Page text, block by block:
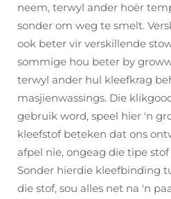
neem, terwyl ander hoër
sonder om weg te smelt.
ook beter vir verskillende
sommige hou beter by
terwyl ander hul kleefkrag
masjienwassings. Die
gebruik word, speel hier 'n
kleefstof beteken dat ons
afpel nie, ongeag die tipe
Sonder hierdie kleefbinding
die stof, sou alles net na 'n